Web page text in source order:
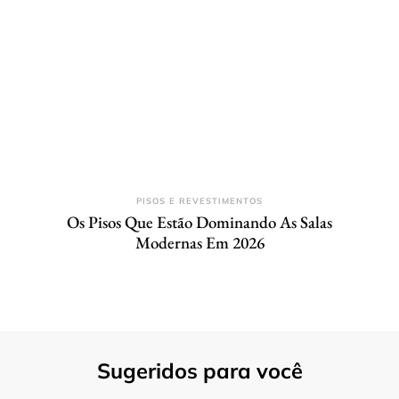
PISOS E REVESTIMENTOS
Os Pisos Que Estão Dominando As Salas
Modernas Em 2026
Sugeridos para você